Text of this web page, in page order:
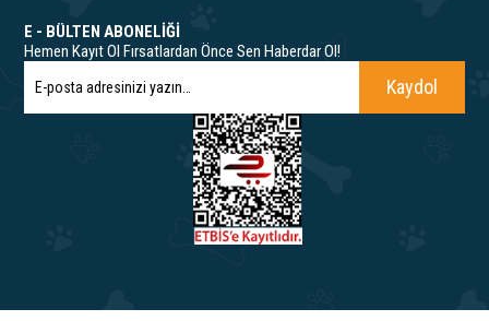
E - BÜLTEN ABONELİĞİ
Hemen Kayıt Ol Fırsatlardan Önce Sen Haberdar Ol!
Kaydol